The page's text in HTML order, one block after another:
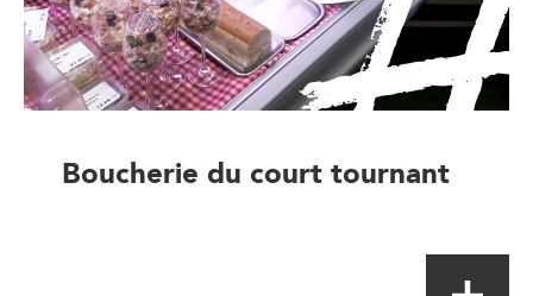
Boucherie du court tournant